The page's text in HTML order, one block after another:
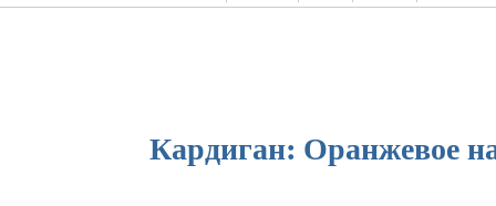
Кардиган: Оранжевое